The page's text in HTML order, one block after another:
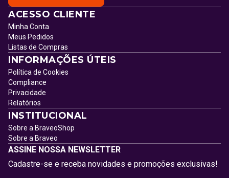
ACESSO CLIENTE
Minha Conta
Meus Pedidos
Listas de Compras
INFORMAÇÕES ÚTEIS
Política de Cookies
Compliance
Privacidade
Relatórios
INSTITUCIONAL
Sobre a BraveoShop
Sobre a Braveo
ASSINE NOSSA NEWSLETTER
Cadastre-se e receba novidades e promoções exclusivas!